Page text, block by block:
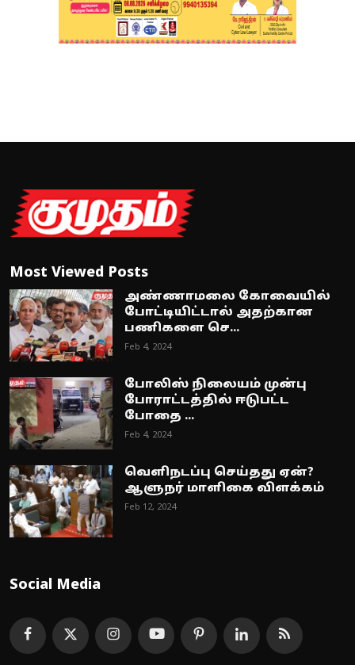
Most Viewed Posts
அண்ணாமலை கோவையில்
போட்டியிட்டால் அதற்கான
பணிகளை செ...
Feb 4, 2024
போலிஸ் நிலையம் முன்பு
போராட்டத்தில் ஈடுபட்ட
போதை ...
Feb 4, 2024
வெளிநடப்பு செய்தது ஏன்?
ஆளுநர் மாளிகை விளக்கம்
Feb 12, 2024
Social Media